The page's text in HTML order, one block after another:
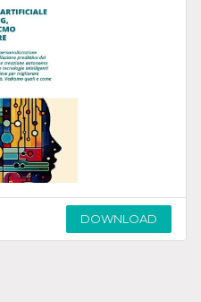
DOWNLOAD